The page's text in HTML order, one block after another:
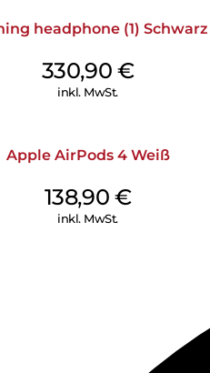
headphone (1) Schwarz
330,90 €
inkl. MwSt.
Apple AirPods 4 Weiß
138,90 €
inkl. MwSt.